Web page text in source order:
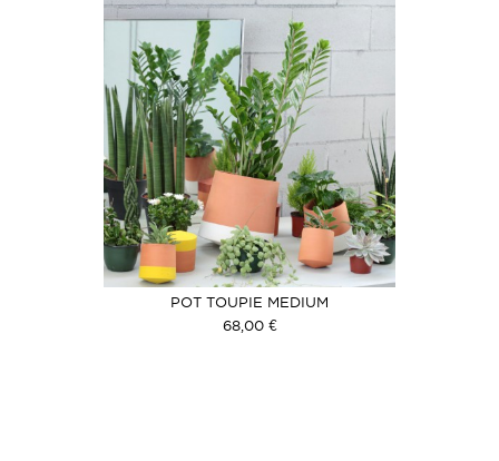
POT TOUPIE MEDIUM
68,00 €